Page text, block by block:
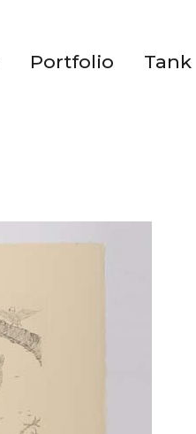
Portfolio Tank